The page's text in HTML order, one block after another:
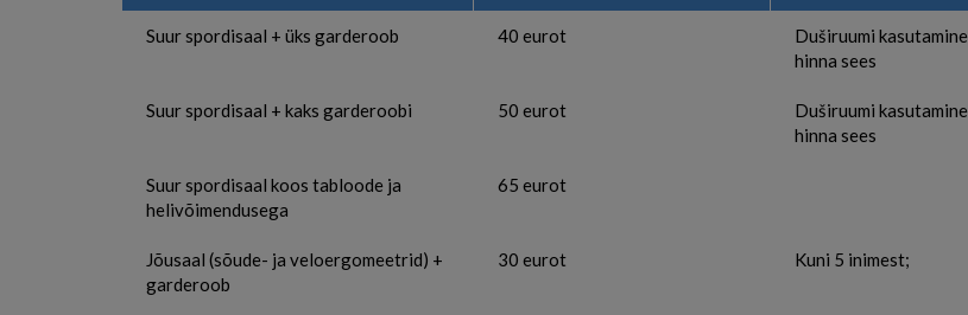
Suur spordisaal + üks garderoob 40 eurot
Duširuumi kasutamine
hinna sees
Suur spordisaal + kaks garderoobi 50 eurot
Duširuumi kasutamine
hinna sees
Suur spordisaal koos tabloode ja
helivõimendusega
65 eurot
Jõusaal (sõude- ja veloergomeetrid) +
garderoob
30 eurot Kuni 5 inimest;